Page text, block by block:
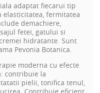
adaptat fiecarui tip
elasticitatea, fermitatea
demachiere,
fetei, gatului si
hidratante. Sunt
Pevonia Botanica.
moderna cu efecte
contribuie la
pielii, tonifica tenul,